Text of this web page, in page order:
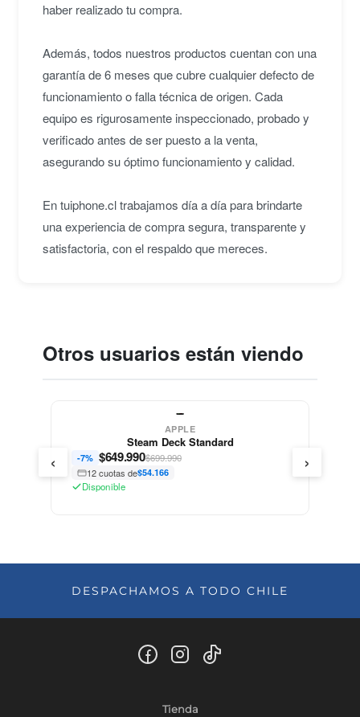
haber realizado tu compra.
Además, todos nuestros productos cuentan con una
garantía de 6 meses que cubre cualquier defecto de
funcionamiento o falla técnica de origen. Cada
equipo es rigurosamente inspeccionado, probado y
verificado antes de ser puesto a la venta,
asegurando su óptimo funcionamiento y calidad.
En tuiphone.cl trabajamos día a día para brindarte
una experiencia de compra segura, transparente y
satisfactoria, con el respaldo que mereces.
Otros usuarios están viendo
APPLE
Steam Deck Standard
-7% $649.990$699.990
12 cuotas de$54.166
Disponible
‹ ›
DESPACHAMOS A TODO CHILE
Tienda